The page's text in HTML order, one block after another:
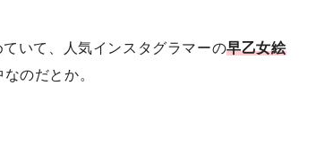
いて、人気インスタグラマーの早乙女絵
のだとか。